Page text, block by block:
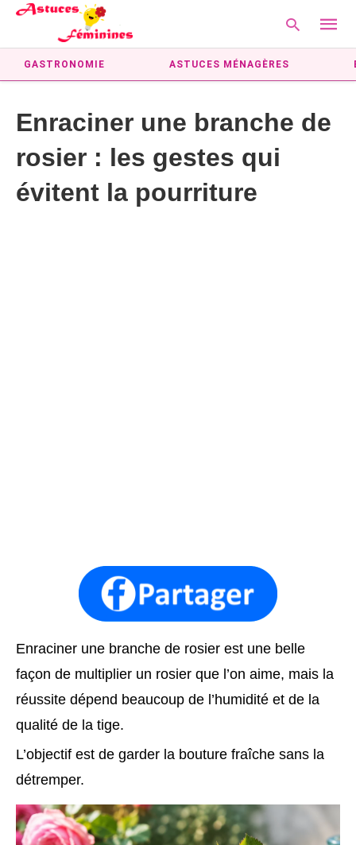
Type
GASTRONOMIE ASTUCES MÉNAGÈRES
Enraciner une branche de
rosier : les gestes qui
évitent la pourriture
Enraciner une branche de rosier est une belle
façon de multiplier un rosier que l’on aime, mais la
réussite dépend beaucoup de l’humidité et de la
qualité de la tige.
L’objectif est de garder la bouture fraîche sans la
détremper.